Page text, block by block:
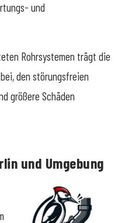
und
Rohrsystemen trägt die
den störungsfreien
größere Schäden
und Umgebung